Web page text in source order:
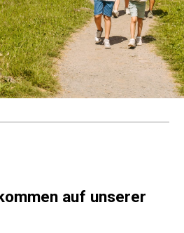
auf unserer